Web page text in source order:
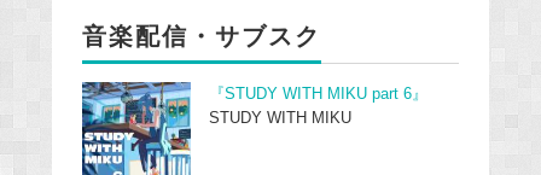
音楽配信・サブスク
『STUDY WITH MIKU part 6』
STUDY WITH MIKU